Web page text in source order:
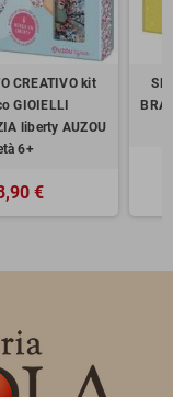
CREATIVO kit
GIOIELLI
liberty AUZOU
6+
€